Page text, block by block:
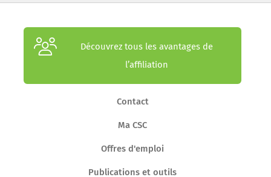
Découvrez tous les avantages de
l’affiliation
Contact
Ma CSC
Offres d'emploi
Publications et outils